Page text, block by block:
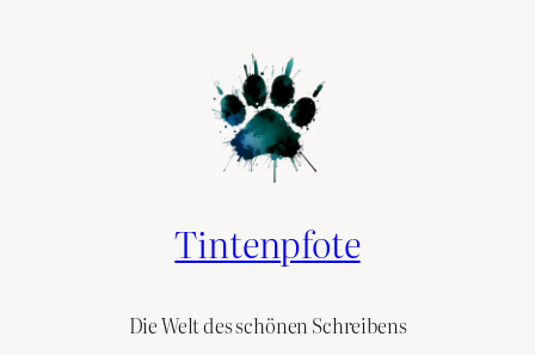
Tintenpfote
Die Welt des schönen Schreibens